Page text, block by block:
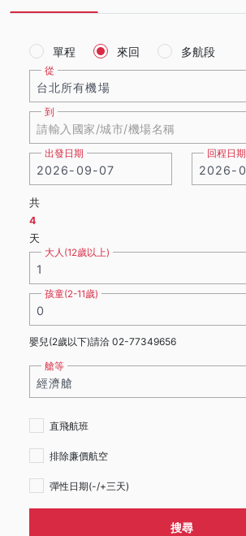
單程 來回 多航段
從
到
出發日期 回程日期
共
4
天
大人(12歲以上)
孩童(2-11歲)
嬰兒(2歲以下)請洽 02-77349656
艙等
直飛航班
排除廉價航空
彈性日期(-/+三天)
搜尋